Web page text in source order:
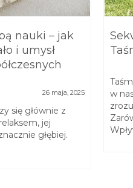
nauki – jak
i umysł
26 maja, 2025
się głównie z
jej
głębiej.
w